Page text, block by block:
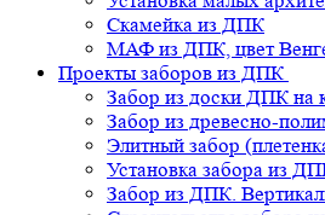
Скамейка из ДПК
МАФ из ДПК, цвет
Проекты заборов из ДПК
Забор из доски ДПК на
Забор из древесно-
Элитный забор
Установка забора из
Забор из ДПК.